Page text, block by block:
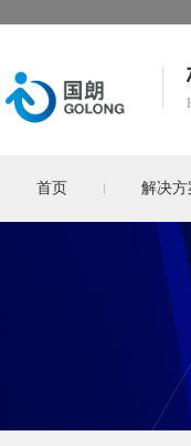
首页 解决方